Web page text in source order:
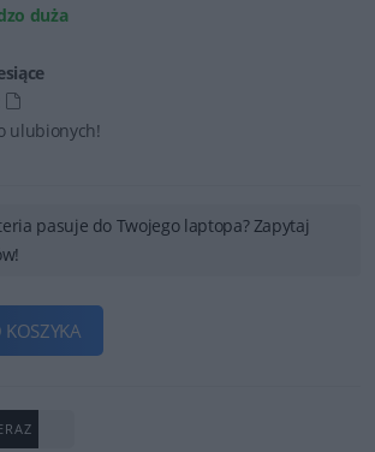
duża
ulubionych!
pasuje do Twojego laptopa? Zapytaj